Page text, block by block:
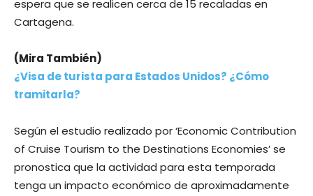
espera que se realicen cerca de 15 recaladas en
Cartagena.
(Mira También)
¿Visa de turista para Estados Unidos? ¿Cómo
tramitarla?
Según el estudio realizado por ‘Economic Contribution
of Cruise Tourism to the Destinations Economies’ se
pronostica que la actividad para esta temporada
tenga un impacto económico de aproximadamente